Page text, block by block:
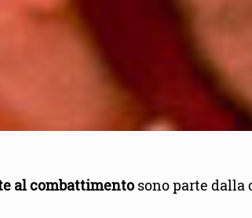
al combattimento sono parte dalla